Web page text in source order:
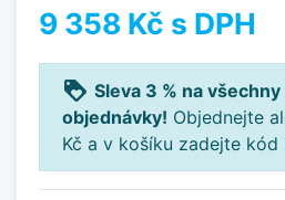
9 358 Kč s DPH
loyalty Sleva 3 % na
objednávky! Objednejte
Kč a v košíku zadejte kód